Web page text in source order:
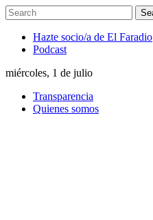
Hazte socio/a de El Faradio
Podcast
miércoles, 1 de julio
Transparencia
Quienes somos